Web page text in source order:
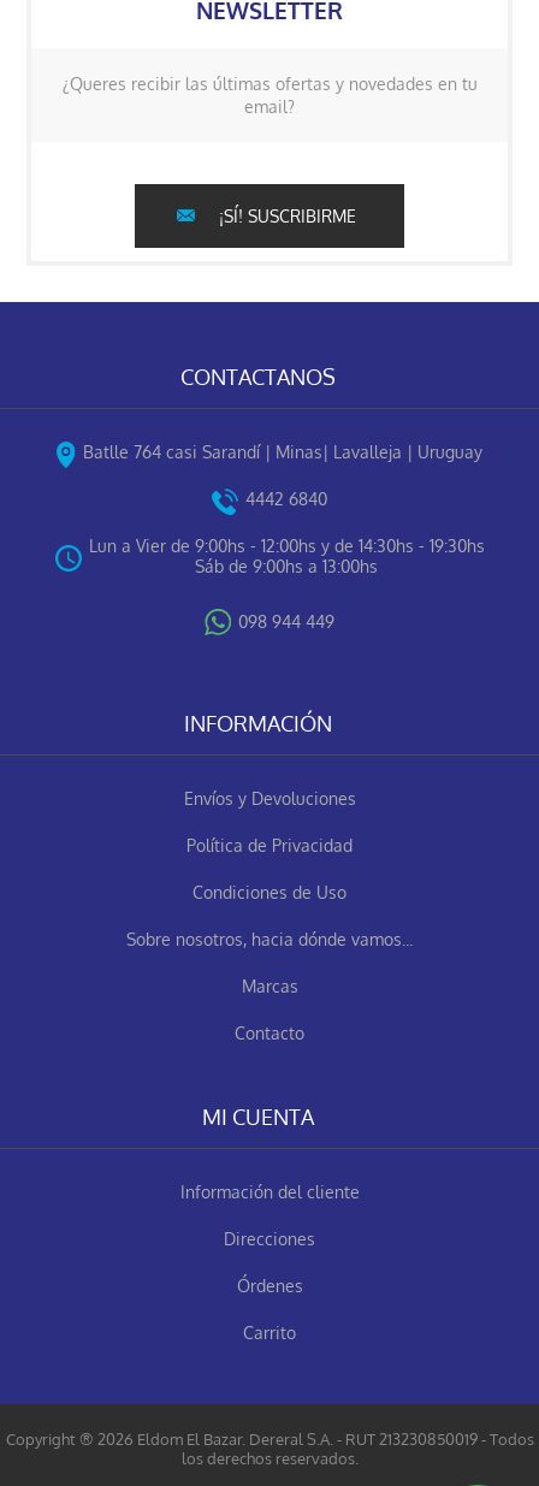
NEWSLETTER
¿Queres recibir las últimas ofertas y novedades en tu
email?
¡SÍ! SUSCRIBIRME
CONTACTANOS
Batlle 764 casi Sarandí | Minas| Lavalleja | Uruguay
4442 6840
Lun a Vier de 9:00hs - 12:00hs y de 14:30hs - 19:30hs
Sáb de 9:00hs a 13:00hs
098 944 449
INFORMACIÓN
Envíos y Devoluciones
Política de Privacidad
Condiciones de Uso
Sobre nosotros, hacia dónde vamos...
Marcas
Contacto
MI CUENTA
Información del cliente
Direcciones
Órdenes
Carrito
Copyright ® 2026 Eldom El Bazar. Dereral S.A. - RUT 213230850019 - Todos
los derechos reservados.